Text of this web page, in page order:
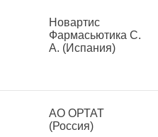
Новартис
Фармасьютика С.
А. (Испания)
АО ОРТАТ
(Россия)